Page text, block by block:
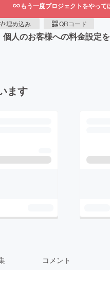
もう一度プロジェクトをやって
埋め込み QRコード
人のお客様への料金設
ます
コメント